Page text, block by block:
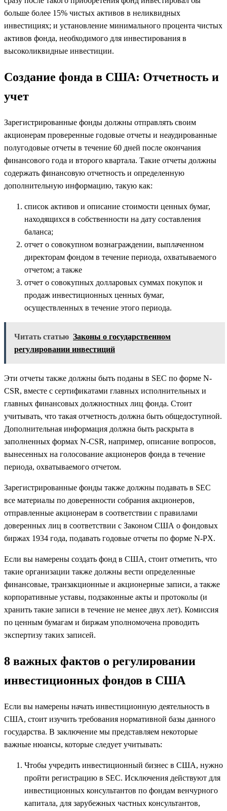
больше более 15% чистых активов в неликвидных
инвестициях; и установление минимального процента чистых
активов фонда, необходимого для инвестирования в
высоколиквидные инвестиции.
Создание фонда в США: Отчетность и
учет
Зарегистрированные фонды должны отправлять своим
акционерам проверенные годовые отчеты и неаудированные
полугодовые отчеты в течение 60 дней после окончания
финансового года и второго квартала. Такие отчеты должны
содержать финансовую отчетность и определенную
дополнительную информацию, такую ​​как:
список активов и описание стоимости ценных бумаг,
находящихся в собственности на дату составления
баланса;
отчет о совокупном вознаграждении, выплаченном
директорам фондом в течение периода, охватываемого
отчетом; а также
отчет о совокупных долларовых суммах покупок и
продаж инвестиционных ценных бумаг,
осуществленных в течение этого периода.
Читать статью Законы о государственном
регулировании инвестиций
Эти отчеты также должны быть поданы в SEC по форме N-
CSR, вместе с сертификатами главных исполнительных и
главных финансовых должностных лиц фонда. Стоит
учитывать, что такая отчетность должна быть общедоступной.
Дополнительная информация должна быть раскрыта в
заполненных формах N-CSR, например, описание вопросов,
вынесенных на голосование акционеров фонда в течение
периода, охватываемого отчетом.
Зарегистрированные фонды также должны подавать в SEC
все материалы по доверенности собрания акционеров,
отправленные акционерам в соответствии с правилами
доверенных лиц в соответствии с Законом США о фондовых
биржах 1934 года, подавать годовые отчеты по форме N-PX.
Если вы намерены создать фонд в США, стоит отметить, что
такие организации также должны вести определенные
финансовые, транзакционные и акционерные записи, а также
корпоративные уставы, подзаконные акты и протоколы (и
хранить такие записи в течение не менее двух лет). Комиссия
по ценным бумагам и биржам уполномочена проводить
экспертизу таких записей.
8 важных фактов о регулировании
инвестиционных фондов в США
Если вы намерены начать инвестиционную деятельность в
США, стоит изучить требования нормативной базы данного
государства. В заключение мы представляем некоторые
важные нюансы, которые следует учитывать:
Чтобы учредить инвестиционный бизнес в США, нужно
пройти регистрацию в SEC. Исключения действуют для
инвестиционных консультантов по фондам венчурного
капитала, для зарубежных частных консультантов,